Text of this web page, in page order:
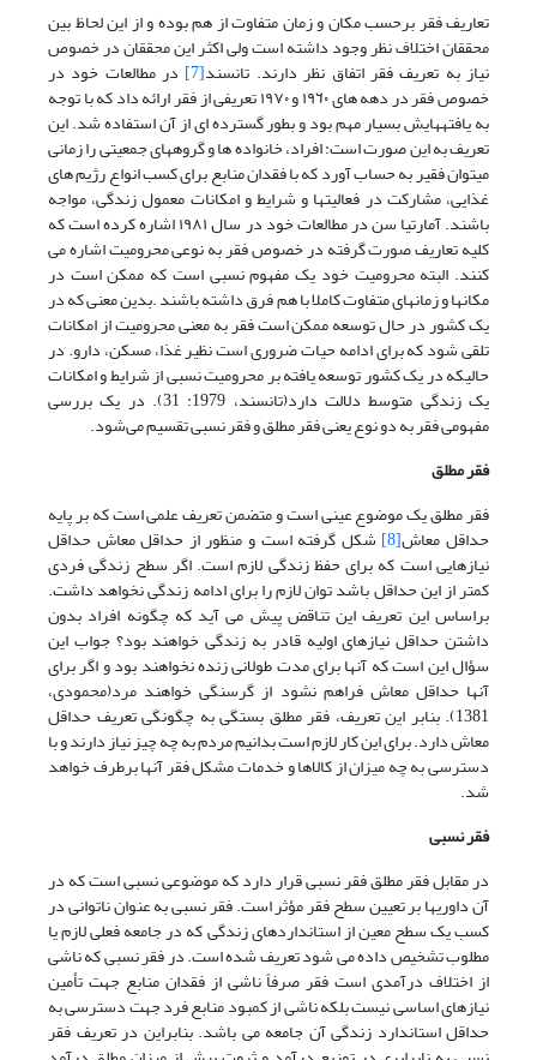
تعاریف فقر برحسب مکان و زمان متفاوت از هم بوده و از این لحاظ بین
محققان اختلاف نظر وجود داشته است ولی اکثر این محققان در خصوص
نیاز به تعریف فقر اتفاق نظر دارند. تانسند[7] در مطالعات خود در
خصوص فقر در دهه های ١٩٦٠ و ١٩٧٠ تعریفی از فقر ارائه داد که با توجه
به یافته­هایش بسیار مهم بود و بطور گسترده ای از آن استفاده شد. این
تعریف به این صورت است: افراد، خانواده ها و گروههای جمعیتی را زمانی
می­توان فقیر به حساب آورد که با فقدان منابع برای کسب انواع رژیم های
غذایی، مشارکت در فعالیتها و شرایط و امکانات معمول زندگی، مواجه
باشند. آمارتیا سن در مطالعات خود در سال ١٩٨١ اشاره کرده است که
کلیه تعاریف صورت گرفته در خصوص فقر به نوعی محرومیت اشاره می
کنند. البته محرومیت خود یک مفهوم نسبی است که ممکن است در
مکانها و زمانهای متفاوت کاملا با هم فرق داشته باشند .بدین معنی که در
یک کشور در حال توسعه ممکن است فقر به معنی محرومیت از امکانات
تلقی شود که برای ادامه حیات ضروری است نظیر غذا، مسکن، دارو. در
حالیکه در یک کشور توسعه یافته بر محرومیت نسبی از شرایط و امکانات
یک زندگی متوسط دلالت دارد(تانسند، 1979: 31). در یک بررسی
مفهومی فقر به دو نوع یعنی فقر مطلق و فقر نسبی تقسیم می‌شود.
فقر مطلق
فقر مطلق یک موضوع عینی است و متضمن تعریف علمی است که بر پایه
حداقل معاش[8] شکل گرفته است و منظور از حداقل معاش حداقل
نیازهایی است که برای حفظ زندگی لازم است. اگر سطح زندگی فردی
کمتر از این حداقل باشد توان لازم را برای ادامه زندگی نخواهد داشت.
براساس این تعریف این تناقض پیش می آید که چگونه افراد بدون
داشتن حداقل نیازهای اولیه قادر به زندگی خواهند بود؟ جواب این
سؤال این است که آنها برای مدت طولانی زنده نخواهند بود و اگر برای
آنها حداقل معاش فراهم نشود از گرسنگی خواهند مرد(محمودی،
1381). بنابر این تعریف، فقر مطلق بستگی به چگونگی تعریف حداقل
معاش دارد. برای این کار لازم است بدانیم مردم به چه چیز نیاز دارند و با
دسترسی به چه میزان از کالاها و خدمات مشکل فقر آنها برطرف خواهد
شد.
فقر نسبی
در مقابل فقر مطلق فقر نسبی قرار دارد که موضوعی نسبی است که در
آن داوریها بر تعیین سطح فقر مؤثر است. فقر نسبی به عنوان ناتوانی در
کسب یک سطح معین از استانداردهای زندگی که در جامعه فعلی لازم یا
مطلوب تشخیص داده می شود تعریف شده است. در فقر نسبی که ناشی
از اختلاف درآمدی است فقر صرفاً ناشی از فقدان منابع جهت تأمین
نیازهای اساسی نیست بلکه ناشی از کمبود منابع فرد جهت دسترسی به
حداقل استاندارد زندگی آن جامعه می باشد. بنابراین در تعریف فقر